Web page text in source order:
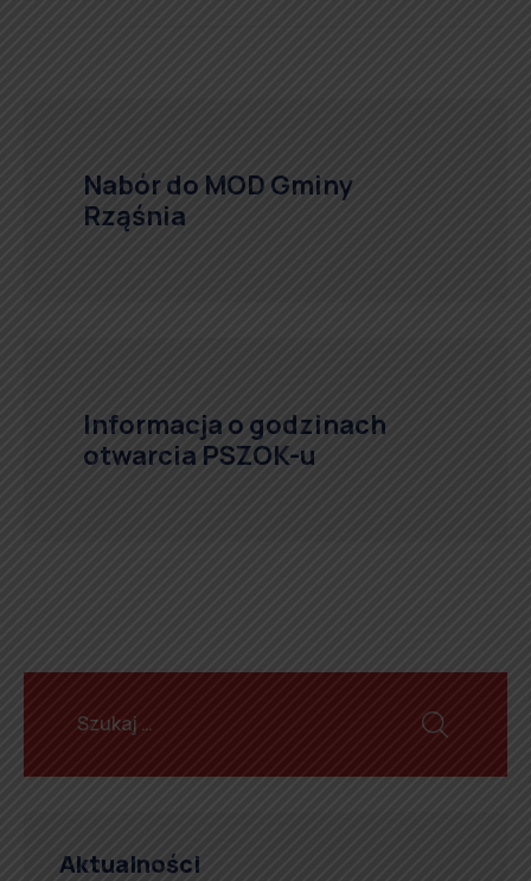
Nabór do MOD Gminy
Rząśnia
Informacja o godzinach
otwarcia PSZOK-u
Aktualności